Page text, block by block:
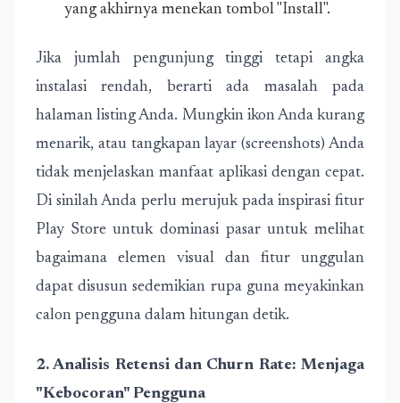
yang akhirnya menekan tombol "Install".
Jika jumlah pengunjung tinggi tetapi angka
instalasi rendah, berarti ada masalah pada
halaman listing Anda. Mungkin ikon Anda kurang
menarik, atau tangkapan layar (screenshots) Anda
tidak menjelaskan manfaat aplikasi dengan cepat.
Di sinilah Anda perlu merujuk padainspirasi fitur
Play Store untuk dominasi pasaruntuk melihat
bagaimana elemen visual dan fitur unggulan
dapat disusun sedemikian rupa guna meyakinkan
calon pengguna dalam hitungan detik.
2. Analisis Retensi dan Churn Rate: Menjaga
"Kebocoran" Pengguna